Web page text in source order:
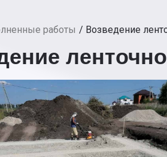
работы Возведение